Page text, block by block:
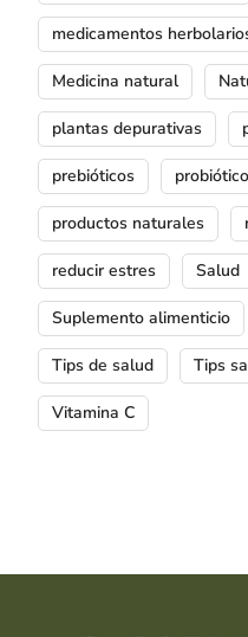
medicamentos
Medicina natural
plantas depurativas
prebióticos
productos naturales
reducir estres Salud
Suplemento alimenticio
Tips de salud Tips
Vitamina C